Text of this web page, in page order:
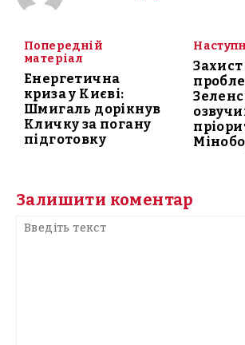
Попередній
матеріал
Енергетична
криза у Києві:
Шмигаль дорікнув
Кличку за погану
підготовку
Захист
Залишити коментар